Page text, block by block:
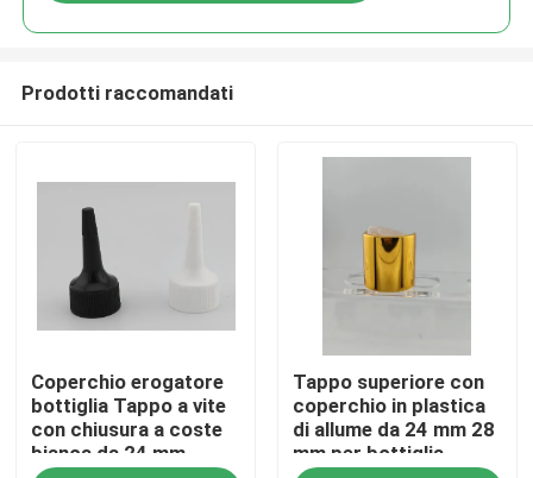
Casa.
Prodotti raccomandati
Coperchio erogatore
bottiglia Tappo a vite
con chiusura a coste
bianca da 24 mm
Tappo superiore con
coperchio in plastica
di allume da 24 mm 28
mm per bottiglia